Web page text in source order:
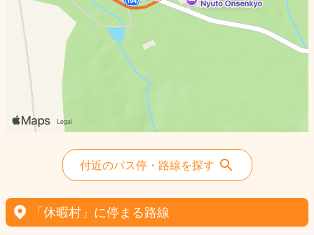
付近のバス停・路線を探す
「休暇村」に停まる路線